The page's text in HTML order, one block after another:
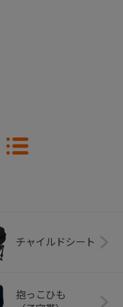
チャイルドシート
抱っこひも